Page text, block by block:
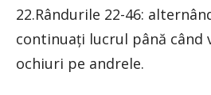
22.Rândurile 22-46:
continuați lucrul până când
ochiuri pe andrele.